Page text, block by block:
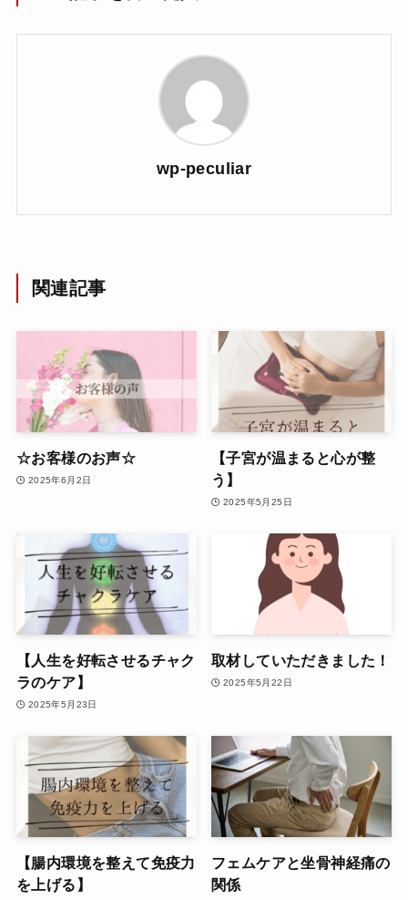
wp-peculiar
関連記事
☆お客様のお声☆
2025年6月2日
【子宮が温まると心が整
う】
2025年5月25日
【人生を好転させるチャク
ラのケア】
2025年5月23日
取材していただきました！
2025年5月22日
【腸内環境を整えて免疫力
を上げる】
フェムケアと坐骨神経痛の
関係